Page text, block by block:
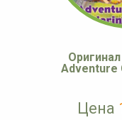
Adventure
Цена